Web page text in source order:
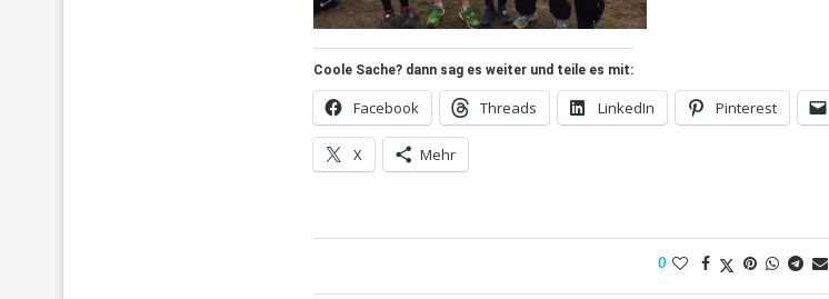
Coole Sache? dann sag es weiter und teile es mit:
Facebook Threads LinkedIn Pinterest
X Mehr
0